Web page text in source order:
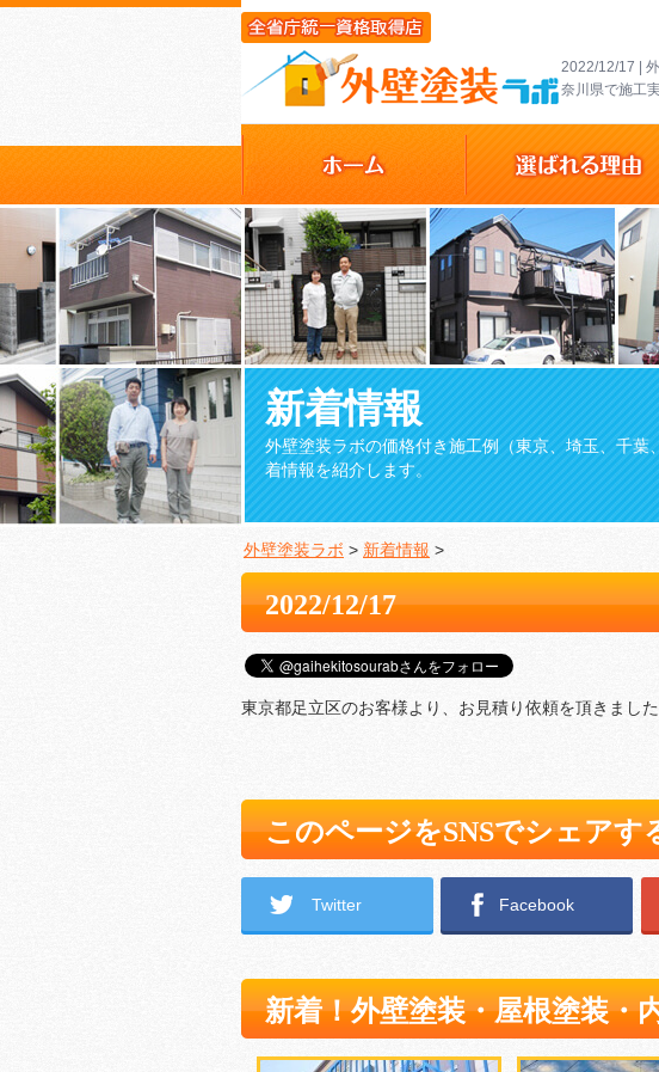
2022/12/17 |
奈川県で施工
新着情報
外壁塗装ラボの価格付き施工例（東京、埼玉、千葉
着情報を紹介します。
外壁塗装ラボ > 新着情報 >
2022/12/17
東京都足立区のお客様より、お見積り依頼を頂きまし
このページをSNSでシェアす
Twitter Facebook
新着！外壁塗装・屋根塗装・